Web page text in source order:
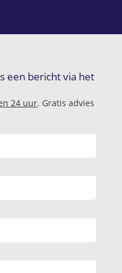
een bericht via het
24 uur. Gratis advies